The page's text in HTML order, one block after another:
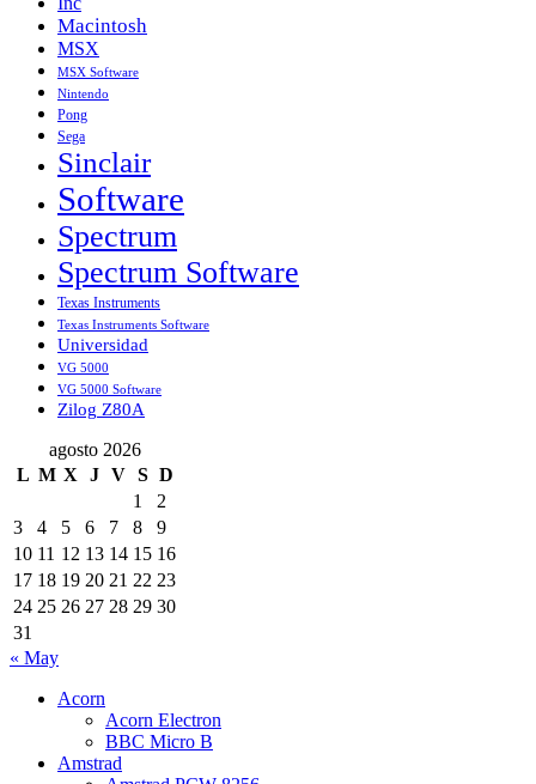
Macintosh
MSX
MSX Software
Nintendo
Pong
Sega
Sinclair
Software
Spectrum
Spectrum Software
Texas Instruments
Texas Instruments Software
Universidad
VG 5000
VG 5000 Software
Zilog Z80A
agosto 2026
L M X J V S D
1
2
3
4 5 6 7 8
9
10 11 12 13 14 15 16
17 18 19 20 21 22 23
24 25 26 27 28 29 30
31
« May
Acorn
Acorn Electron
BBC Micro B
Amstrad